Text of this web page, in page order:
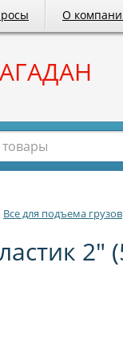
О
Все для подъема грузов
2"